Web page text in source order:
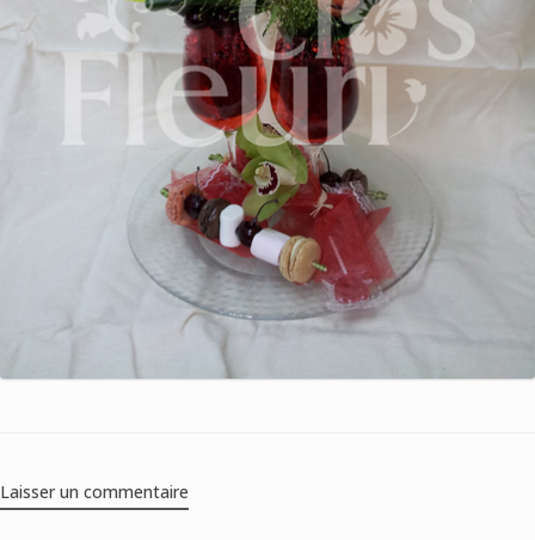
Laisser un commentaire